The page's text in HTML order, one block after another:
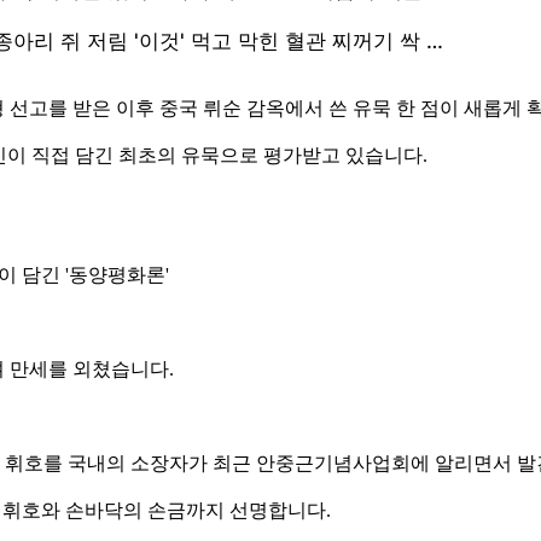
고를 받은 이후 중국 뤼순 감옥에서 쓴 유묵 한 점이 새롭게
직접 담긴 최초의 유묵으로 평가받고 있습니다.
담긴 '동양평화론'
만세를 외쳤습니다.
호를 국내의 소장자가 최근 안중근기념사업회에 알리면서 발
호와 손바닥의 손금까지 선명합니다.